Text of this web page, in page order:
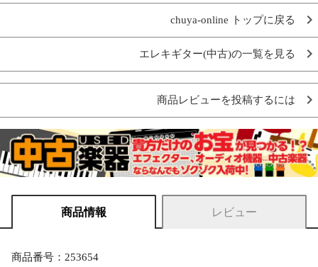
chuya-online トップに戻る
エレキギター(中古)の一覧を見る
商品レビューを投稿するには
商品情報 レビュー
商品番号：253654